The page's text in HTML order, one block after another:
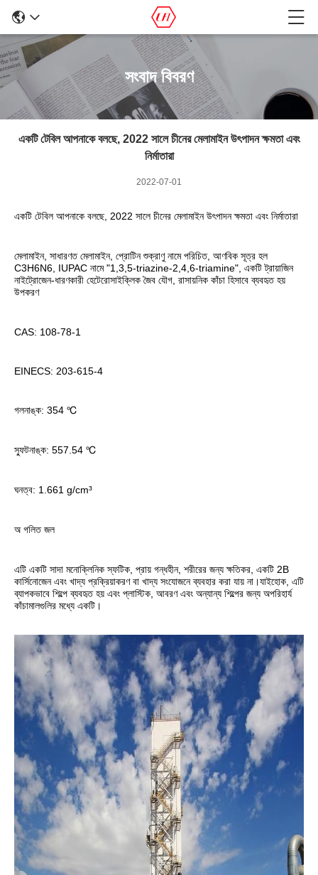
সংবাদ বিবরণ
একটি টেবিল আপনাকে বলছে, 2022 সালে চীনের মেলামাইন উৎপাদন ক্ষমতা এবং
নির্মাতারা
2022-07-01
একটি টেবিল আপনাকে বলছে, 2022 সালে চীনের মেলামাইন উৎপাদন ক্ষমতা এবং নির্মাতারা
মেলামাইন, সাধারণত মেলামাইন, প্রোটিন শুক্রাণু নামে পরিচিত, আণবিক সূত্র হল
C3H6N6, IUPAC নামে "1,3,5-triazine-2,4,6-triamine", একটি ট্রায়াজিন
নাইট্রোজেন-ধারণকারী হেটেরোসাইক্লিক জৈব যৌগ, রাসায়নিক কাঁচা হিসাবে ব্যবহৃত হয়
উপকরণ
CAS: 108-78-1
EINECS: 203-615-4
গলনাঙ্ক: 354 ℃
স্ফুটনাঙ্ক: 557.54 ℃
ঘনত্ব: 1.661 g/cm³
অ গলিত জল
এটি একটি সাদা মনোক্লিনিক স্ফটিক, প্রায় গন্ধহীন, শরীরের জন্য ক্ষতিকর, একটি 2B
কার্সিনোজেন এবং খাদ্য প্রক্রিয়াকরণ বা খাদ্য সংযোজনে ব্যবহার করা যায় না।যাইহোক, এটি
ব্যাপকভাবে শিল্পে ব্যবহৃত হয় এবং প্লাস্টিক, আবরণ এবং অন্যান্য শিল্পের জন্য অপরিহার্য
কাঁচামালগুলির মধ্যে একটি।